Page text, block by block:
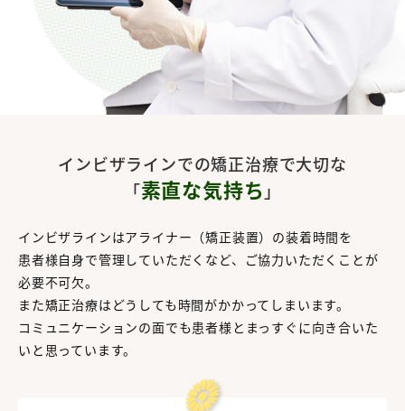
インビザラインでの矯正治療で大切な
「素直な気持ち 」
インビザラインはアライナー（矯正装置）の装着時間を
患者様自身で管理していただくなど、ご協力いただくことが
必要不可欠。
また矯正治療はどうしても時間がかかってしまいます。
コミュニケーションの面でも患者様とまっすぐに向き合いた
いと思っています。